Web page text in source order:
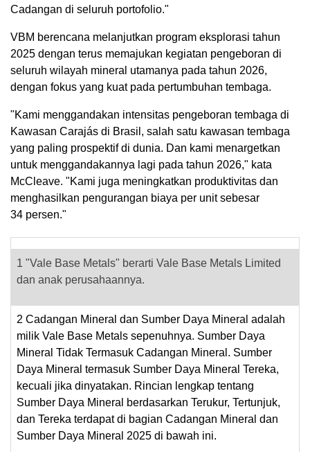
Cadangan di seluruh portofolio."
VBM berencana melanjutkan program eksplorasi tahun
2025 dengan terus memajukan kegiatan pengeboran di
seluruh wilayah mineral utamanya pada tahun 2026,
dengan fokus yang kuat pada pertumbuhan tembaga.
"Kami menggandakan intensitas pengeboran tembaga di
Kawasan Carajás di Brasil, salah satu kawasan tembaga
yang paling prospektif di dunia. Dan kami menargetkan
untuk menggandakannya lagi pada tahun 2026," kata
McCleave. "Kami juga meningkatkan produktivitas dan
menghasilkan pengurangan biaya per unit sebesar
34 persen."
1 "Vale Base Metals" berarti Vale Base Metals Limited
dan anak perusahaannya.
2 Cadangan Mineral dan Sumber Daya Mineral adalah
milik Vale Base Metals sepenuhnya. Sumber Daya
Mineral Tidak Termasuk Cadangan Mineral. Sumber
Daya Mineral termasuk Sumber Daya Mineral Tereka,
kecuali jika dinyatakan. Rincian lengkap tentang
Sumber Daya Mineral berdasarkan Terukur, Tertunjuk,
dan Tereka terdapat di bagian Cadangan Mineral dan
Sumber Daya Mineral 2025 di bawah ini.